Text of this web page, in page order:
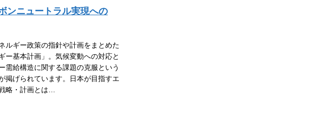
ンニュートラル実現への
ルギー政策の指針や計画をまとめた
ー基本計画」。気候変動への対応と
需給構造に関する課題の克服という
掲げられています。日本が目指すエ
略・計画とは…